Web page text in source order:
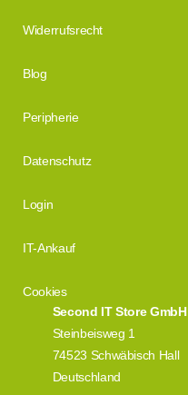
Second IT Store GmbH
Steinbeisweg 1
74523 Schwäbisch Hall
Deutschland
Widerrufsrecht
Blog
Peripherie
Datenschutz
Login
IT-Ankauf
Cookies